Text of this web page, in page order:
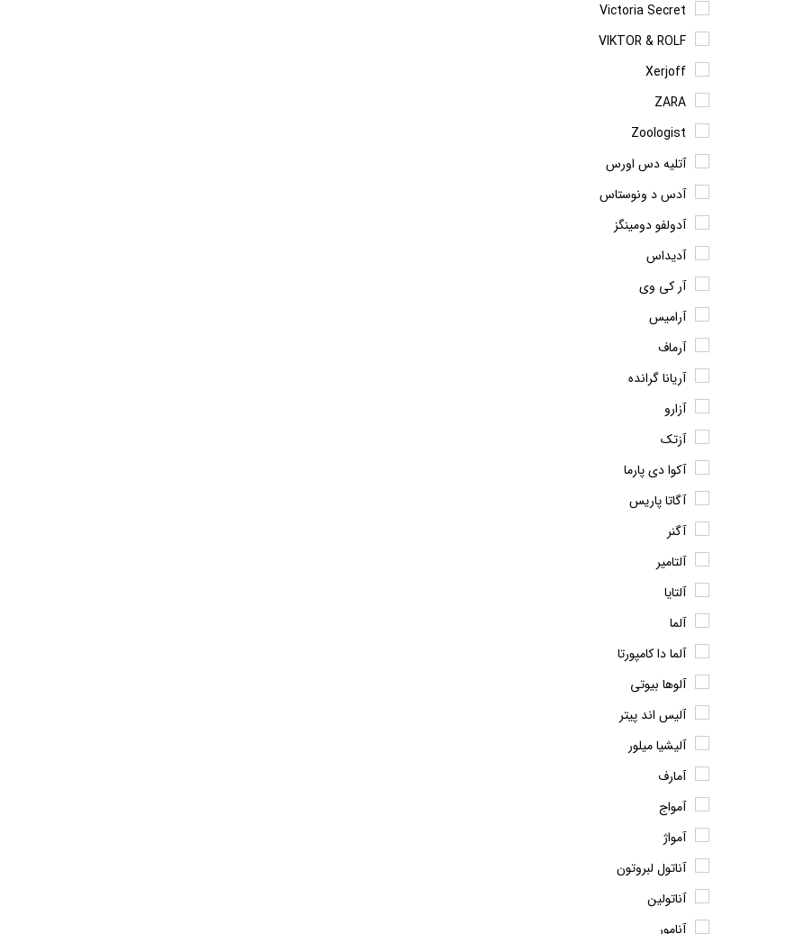
Victoria Secret
VIKTOR & ROLF
Xerjoff
ZARA
Zoologist
آتلیه دس اورس
آدس د ونوستاس
آدولفو دومینگز
آدیداس
آر کی وی
آرامیس
آرماف
آریانا گرانده
آزارو
آزتک
آکوا دی پارما
آگاتا پاریس
آگنر
آلتامیر
آلتایا
آلما
آلما دا کامپورتا
آلوها بیوتی
آلیس اند پیتر
آلیشیا میلور
آمارف
آمواج
آمواژ
آناتول لبروتون
آناتولین
آنامور